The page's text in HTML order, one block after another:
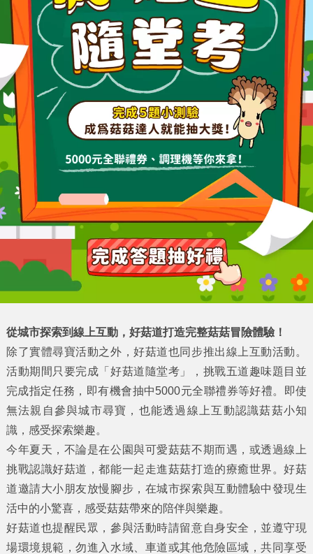
從城市探索到線上互動，好菇道打造完整菇菇冒險體驗！
除了實體尋寶活動之外，好菇道也同步推出線上互動活動。
活動期間只要完成「好菇道隨堂考」，挑戰五道趣味題目並
完成指定任務，即有機會抽中5000元全聯禮券等好禮。即使
無法親自參與城市尋寶，也能透過線上互動認識菇菇小知
識，感受探索樂趣。
今年夏天，不論是在公園與可愛菇菇不期而遇，或透過線上
挑戰認識好菇道，都能一起走進菇菇打造的療癒世界。好菇
道邀請大小朋友放慢腳步，在城市探索與互動體驗中發現生
活中的小驚喜，感受菇菇帶來的陪伴與樂趣。
好菇道也提醒民眾，參與活動時請留意自身安全，並遵守現
場環境規範，勿進入水域、車道或其他危險區域，共同享受